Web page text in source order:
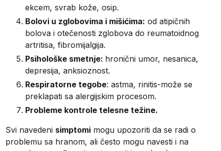
ekcem, svrab kože, osip.
Bolovi u zglobovima i mišićima: od atipičnih
bolova i otečenosti zglobova do reumatoidnog
artritisa, fibromijalgija.
Psihološke smetnje: hronični umor, nesanica,
depresija, anksioznost.
Respiratorne tegobe: astma, rinitis-može se
preklapati sa alergijskim procesom.
Probleme kontrole telesne težine.
Svi navedeni simptomi mogu upozoriti da se radi o
problemu sa hranom, ali često mogu navesti i na